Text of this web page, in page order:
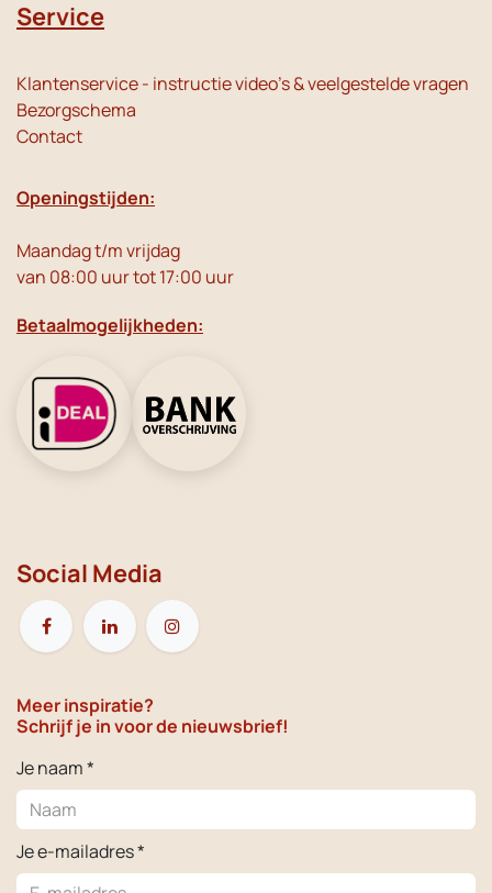
Service
Klantenservice - instructie video's & veelgestelde vragen
Bezorgschema
Contact
Openingstijden:
Maandag t/m vrijdag
van 08:00 uur tot 17:00 uur
Betaalmogelijkheden:
Social Media
Meer inspiratie?
Schrijf je in voor de nieuwsbrief!
Je naam *
Je e-mailadres *